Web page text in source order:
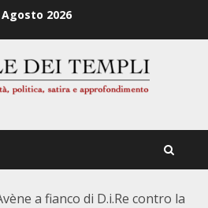
Agosto 2026
a fianco di D.i.Re contro la